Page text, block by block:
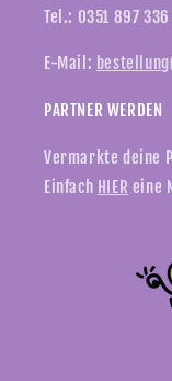
Tel.: 0351 897 336
E-Mail:
PARTNER WERDEN
Vermarkte deine
Einfach HIER eine